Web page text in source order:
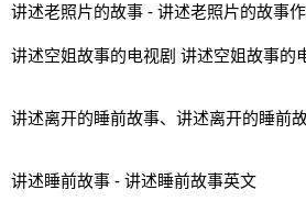
讲述老照片的故事 - 讲述老照片的故事
讲述空姐故事的电视剧 讲述空姐故事的
讲述离开的睡前故事、讲述离开的睡前
讲述睡前故事 - 讲述睡前故事英文